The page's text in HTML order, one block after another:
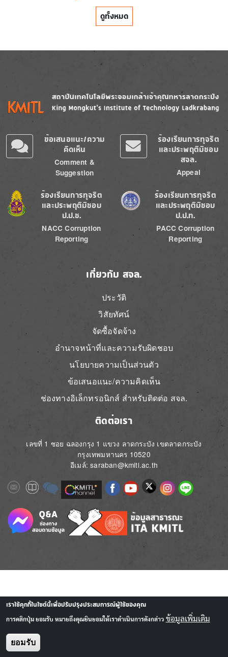
ดูทั้งหมด
Image
ข้อเสนอแนะ/ความ
คิดเห็น
Comment &
Suggestion
ร้องเรียนการทุจริต
และประพฤติมิชอบ
สจล.
Appeal
Image
ร้องเรียนการทุจริต
และประพฤติมิชอบ
ป.ป.ช.
NACC Corruption
Reporting
Image
ร้องเรียนการทุจริต
และประพฤติมิชอบ
ป.ป.ท.
PACC Corruption
Reporting
เกี่ยวกับ สจล.
ประวัติ
วิสัยทัศน์
จัดซื้อจัดจ้าง
อำนาจหน้าที่และความรับผิดชอบ
นโยบายความเป็นส่วนตัว
ข้อเสนอแนะ/ความคิดเห็น
ช่องทางอิเล็กทรอนิกส์ สำหรับติดต่อ สจล.
ติดต่อเรา
เลขที่ 1 ซอย ฉลองกรุง 1 แขวง ลาดกระบัง เขตลาดกระบัง
กรุงเทพมหานคร 10520
อีเมล์: saraban@kmitl.ac.th
ImageImageImage Image ImageImageImageImageImage
Image Image
เราใช้คุกกี้ในไซต์นี้เพื่อปรับปรุงประสบการณ์ผู้ใช้ของคุณ
การคลิกปุ่ม ยอมรับ หมายถึงคุณยินยอมให้เราดำเนินการดังกล่าว ข้อมูลเพิ่มเติม
ยอมรับ